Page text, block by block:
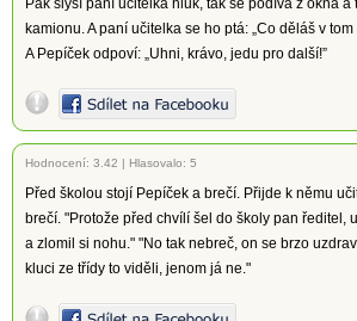
Pak slyší paní učitelka hluk, tak se podívá z okna a
kamionu. A paní učitelka se ho ptá: „Co děláš v tom
A Pepíček odpoví: „Uhni, krávo, jedu pro další!”
Hodnocení: 3.42 | Hlasovalo: 5
Před školou stojí Pepíček a brečí. Přijde k němu
brečí. "Protože před chvílí šel do školy pan ředitel,
a zlomil si nohu." "No tak nebreč, on se brzo
kluci ze třídy to viděli, jenom já ne."